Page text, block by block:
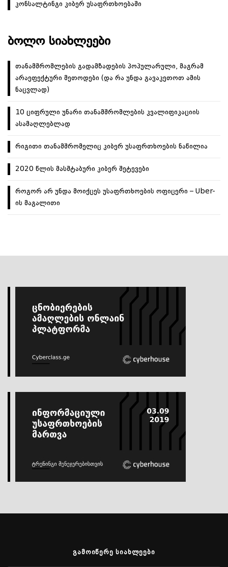
კონსალტინგი კიბერ უსაფრთხოებაში
ᲑᲝᲚᲝ ᲡᲘᲐᲮᲚᲔᲔᲑᲘ
თანამშრომლების გადამზადების პოპულარული, მაგრამ
არაეფექტური მეთოდები (და რა უნდა გავაკეთოთ ამის
ნაცვლად)
10 ციფრული უნარი თანამშრომლების კვალიფიკაციის
ასამაღლებლად
რიგითი თანამშრომელიც კიბერ უსაფრთხოების ნაწილია
2020 წლის მასშტაბური კიბერ შეტევები
როგორ არ უნდა მოიქცეს უსაფრთხოების ოფიცერი – Uber-
ის მაგალითი
ᲒᲐᲛᲝᲘᲬᲔᲠᲔ ᲡᲘᲐᲮᲚᲔᲔᲑᲘ